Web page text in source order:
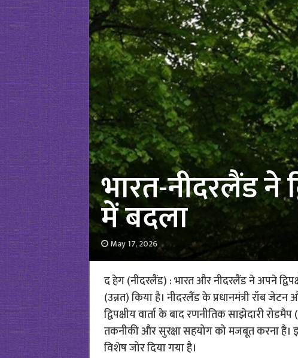
भारत-नीदरलैंड ने
में बदला
May 17, 2026
द हेग (नीदरलैंड) : भारत और नीदरलैंड ने अपने
(उन्नत) किया है। नीदरलैंड के प्रधानमंत्री रॉब जेटन
द्विपक्षीय वार्ता के बाद रणनीतिक साझेदारी
तकनीकी और सुरक्षा सहयोग को मजबूत करना है।
विशेष जोर दिया गया है।